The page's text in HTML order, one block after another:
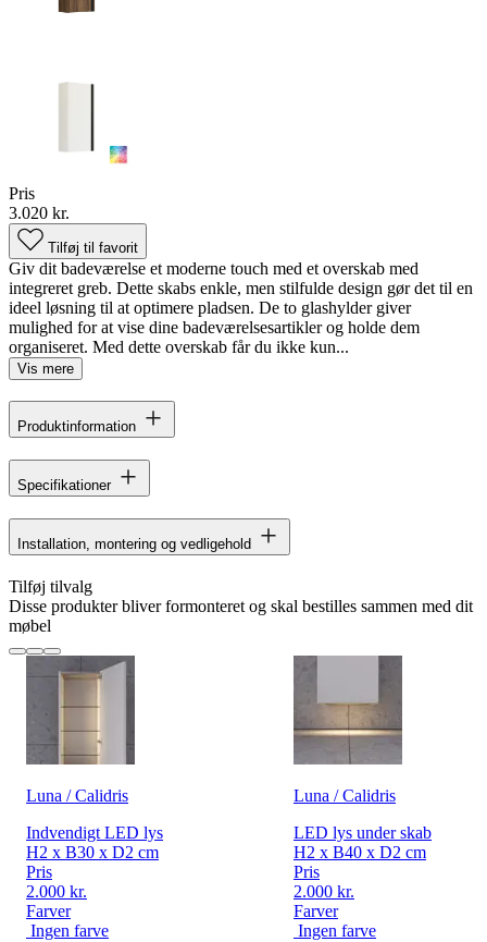
Pris
3.020 kr.
Tilføj til favorit
Giv dit badeværelse et moderne touch med et overskab med
integreret greb. Dette skabs enkle, men stilfulde design gør det til en
ideel løsning til at optimere pladsen. De to glashylder giver
mulighed for at vise dine badeværelsesartikler og holde dem
organiseret. Med dette overskab får du ikke kun...
Vis mere
Produktinformation
Specifikationer
Installation, montering og vedligehold
Tilføj tilvalg
Disse produkter bliver formonteret og skal bestilles sammen med dit
møbel
Luna / Calidris
Indvendigt LED lys
H2 x B30 x D2 cm
Pris
2.000 kr.
Farver
Ingen farve
Luna / Calidris
LED lys under skab
H2 x B40 x D2 cm
Pris
2.000 kr.
Farver
Ingen farve